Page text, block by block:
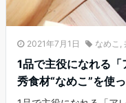
2021年7月1日 なめこ ,
1品で主役になれる
秀食材“なめこ”を使